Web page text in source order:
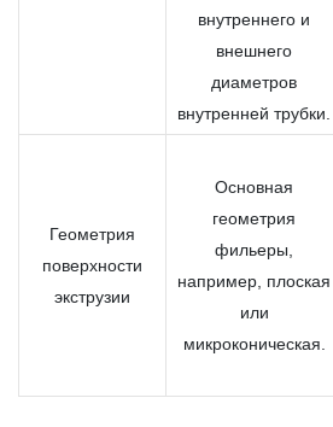
внутреннего и
внешнего
диаметров
внутренней трубки.
Геометрия
поверхности
экструзии
Основная
геометрия
фильеры,
например, плоская
или
микроконическая.